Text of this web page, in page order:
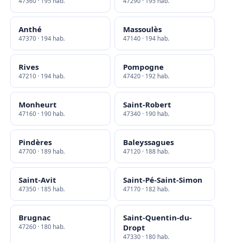
Anthé
47370 · 194 hab.
Massoulès
47140 · 194 hab.
Rives
47210 · 194 hab.
Pompogne
47420 · 192 hab.
Monheurt
47160 · 190 hab.
Saint-Robert
47340 · 190 hab.
Pindères
47700 · 189 hab.
Baleyssagues
47120 · 188 hab.
Saint-Avit
47350 · 185 hab.
Saint-Pé-Saint-Simon
47170 · 182 hab.
Brugnac
47260 · 180 hab.
Saint-Quentin-du-
Dropt
47330 · 180 hab.